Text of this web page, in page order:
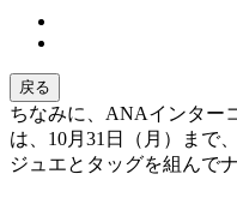
戻る
ちなみに、ANAインター
は、10月31日（月）まで
ジュエとタッグを組んで